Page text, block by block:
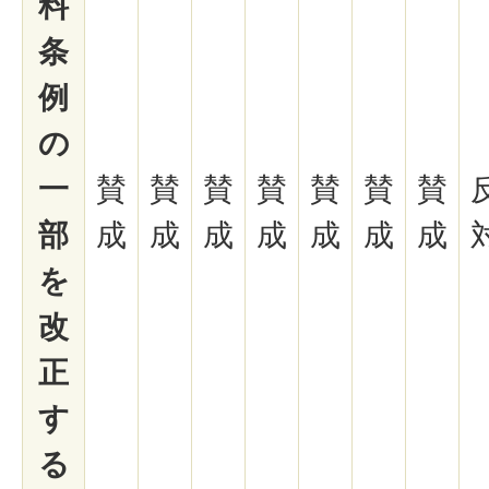
条
例
の
一
部
を
改
正
す
る
賛
成
賛
成
賛
成
賛
成
賛
成
賛
成
賛
成